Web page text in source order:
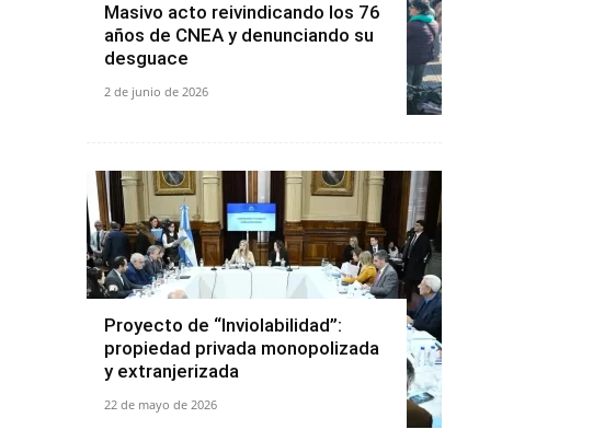
Masivo acto reivindicando los 76
años de CNEA y denunciando su
desguace
2 de junio de 2026
Proyecto de “Inviolabilidad”:
propiedad privada monopolizada
y extranjerizada
22 de mayo de 2026